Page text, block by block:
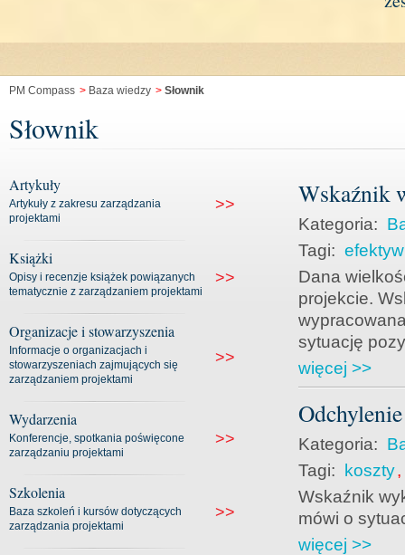
PM Compass > Baza wiedzy > Słownik
Słownik
Artykuły
Artykuły z zakresu zarządzania
projektami
>>
Książki
Opisy i recenzje książek powiązanych
tematycznie z zarządzaniem projektami
>>
Organizacje i stowarzyszenia
Informacje o organizacjach i
stowarzyszeniach zajmujących się
zarządzaniem projektami
>>
Wydarzenia
Konferencje, spotkania poświęcone
zarządzaniu projektami
>>
Szkolenia
Baza szkoleń i kursów dotyczących
zarządzania projektami
>>
Wskaźnik
Kategoria:
Tagi:
Dana
projekcie.
sytuację
więcej >>
Kategoria:
Tagi:
koszty,
Wskaźnik
mówi o
więcej >>